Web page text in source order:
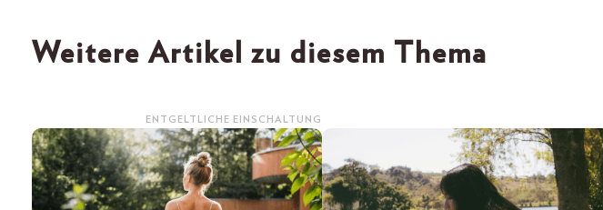
Weitere Artikel zu diesem Thema
ENTGELTLICHE EINSCHALTUNG